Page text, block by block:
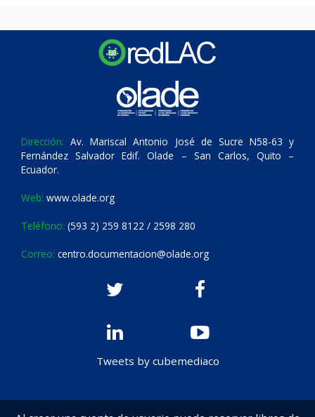
Dirección: Av. Mariscal Antonio José de Sucre N58-63 y
Fernández Salvador Edif. Olade – San Carlos, Quito –
Ecuador.
Web: www.olade.org
Teléfono: (593 2) 259 8122 / 2598 280
Correo: centro.documentacion@olade.org
Tweets by cubemediaco